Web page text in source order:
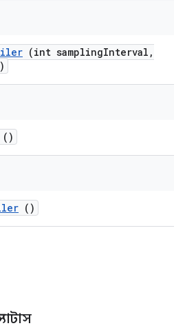
(int samplingInterval ,
()
()